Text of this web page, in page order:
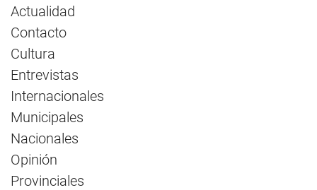
Actualidad
Contacto
Cultura
Entrevistas
Internacionales
Municipales
Nacionales
Opinión
Provinciales